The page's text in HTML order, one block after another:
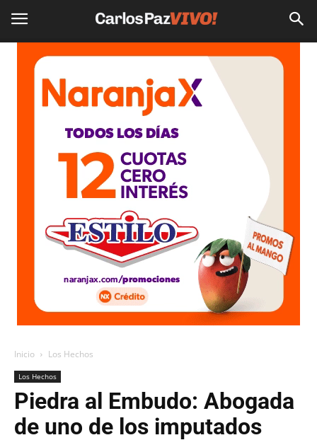
Inicio Los Hechos
Los Hechos
Piedra al Embudo: Abogada
de uno de los imputados